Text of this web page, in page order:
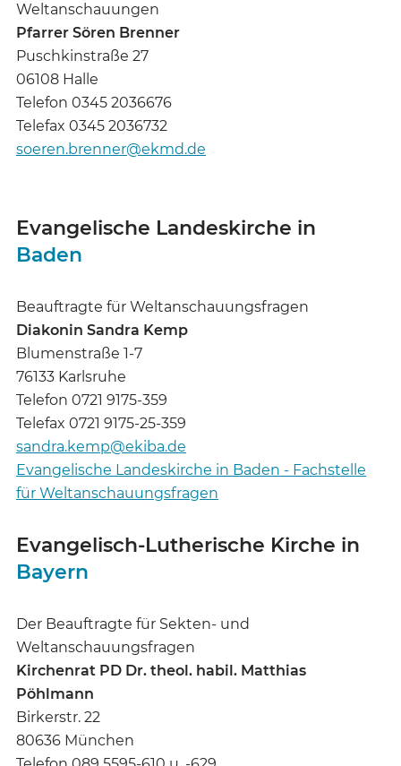
Weltanschauungen
Pfarrer Sören Brenner
Puschkinstraße 27
06108 Halle
Telefon 0345 2036676
Telefax 0345 2036732
soeren.brenner@ekmd.de
Evangelische Landeskirche in
Baden
Beauftragte für Weltanschauungsfragen
Diakonin Sandra Kemp
Blumenstraße 1-7
76133 Karlsruhe
Telefon 0721 9175-359
Telefax 0721 9175-25-359
sandra.kemp@ekiba.de
Evangelische Landeskirche in Baden - Fachstelle
für Weltanschauungsfragen
Evangelisch-Lutherische Kirche in
Bayern
Der Beauftragte für Sekten- und
Weltanschauungsfragen
Kirchenrat PD Dr. theol. habil. Matthias
Pöhlmann
Birkerstr. 22
80636 München